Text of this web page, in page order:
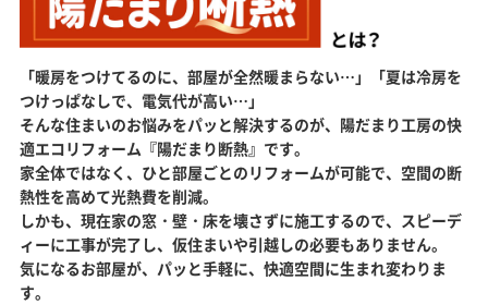
「暖房をつけてるのに、部屋が全然暖まらない…」「夏は冷房を
つけっぱなしで、電気代が高い…」
そんな住まいのお悩みをパッと解決するのが、陽だまり工房の快
適エコリフォーム『陽だまり断熱』です。
家全体ではなく、ひと部屋ごとのリフォームが可能で、空間の断
熱性を高めて光熱費を削減。
しかも、現在家の窓・壁・床を壊さずに施工するので、スピーデ
ィーに工事が完了し、 仮住まいや引越しの必要もありません。
気になるお部屋が、パッと手軽に、快適空間に生まれ変わりま
す。